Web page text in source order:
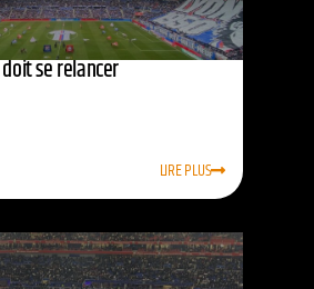
doit se relancer
LIRE PLUS